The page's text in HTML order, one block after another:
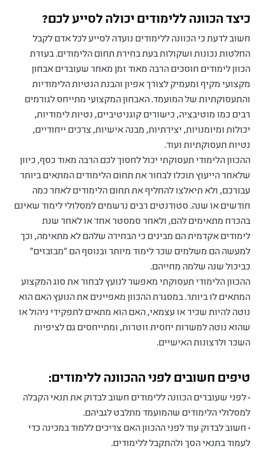
כיצד הכוונה ללימודים יכולה לסייע לכם?
חשוב לדעת כי הכוונה ללימודים נועדה לסייע לכל אדם לקבל
החלטות נכונות ושקולות בעת בחירת תחום הלימודים. בעזרת
הכוון לימודים חוסכים הרבה מאוד זמן מאחר שעוברים אבחון
מקצועי מקיף ומעמיק לצורך אפיון והבנת הנטיות הלימודיות
והתעסוקתיות של המועמד. האבחון המקצועי מתייחס לגורמים
רבים כמו מוטיבציה, כישורים קוגניטיביים, נטיות לימודיות,
יכולות ומיומנויות, יצירתיות, מבנה אישיות, צרכים ייחודיים,
נטיות תעסוקתיות ועוד.
ההכוון הלימודי תעסוקתי יכול לחסוך לכם הרבה מאוד כסף, כיוון
שלאחר הייעוץ תוכלו לבחור את תחום הלימודים המתאים ביותר
עבורכם, ולא תיאלצו להחליף את תחום הלימודים לאחר כמה
חודשים או שנה. סטודנטים רבים נרשמים למסלולי לימוד שאינם
בהכרח מתאימים להם, ולאחר סמסטר אחד או לאחר שנת
לימודים אקדמית הם מבינים כי הבחירה שלהם לא מתאימה, וכך
למעשה הם משלמים שכר לימוד מיותר ובנוסף הם "מבזבזים"
כביכול שנה שלמה מחייהם.
ההכוון הלימודי תעסוקתי מאפשר לנועץ לבחור את סוג המקצוע
המתאים לו ביותר. במסגרת ההכוון מאפיינים את הנועץ האם הוא
נוטה להיות שכיר או עצמאי, האם הוא מתאים לתפקידי ניהול או
שהוא נוטה למשרות יחסית זוטרות, ומתייחסים גם לציפיות
השכר ולרצונות האישיים.
טיפים חשובים לפני ההכוונה ללימודים:
• לפני שעוברים הכוונה ללימודים חשוב לבדוק את תנאי הקבלה
למסלולי הלימודים שהמועמד מתלבט לגביהם.
• חשוב לבדוק עוד לפני ההכוון האם צריכים ללמוד במכינה כדי
לעמוד בתנאי הסך ולהתקבל ללימודים.